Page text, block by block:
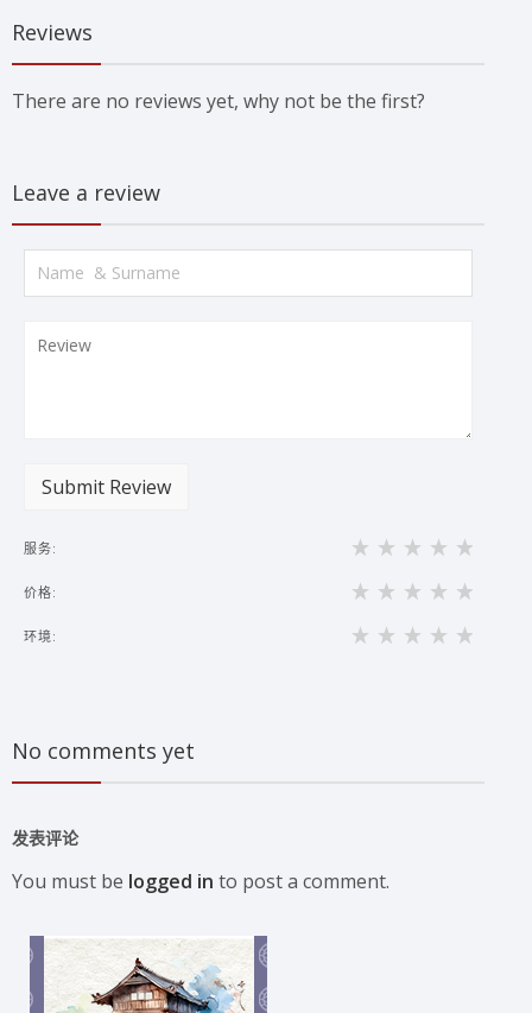
Reviews
There are no reviews yet, why not be the first?
Leave a review
Submit Review
服务:
价格:
环境:
No comments yet
发表评论
You must be logged in to post a comment.